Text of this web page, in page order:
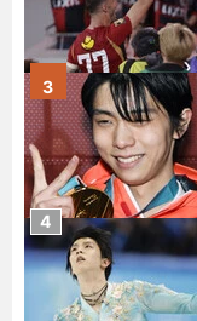
3
4